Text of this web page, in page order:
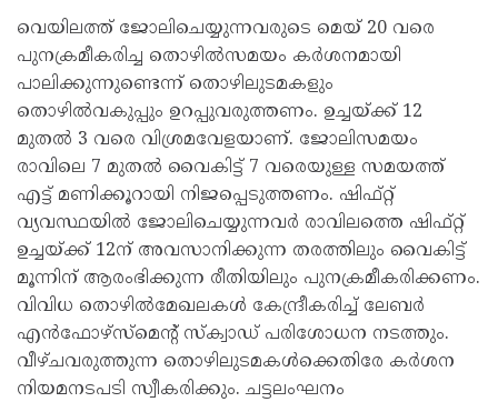
വെയിലത്ത് ജോലിചെയ്യുന്നവരുടെ മെയ് 20 വരെ
പുനക്രമീകരിച്ച തൊഴിൽസമയം കർശനമായി
പാലിക്കുന്നുണ്ടെന്ന് തൊഴിലുടമകളും
തൊഴിൽവകുപ്പും ഉറപ്പുവരുത്തണം. ഉച്ചയ്ക്ക് 12
മുതൽ 3 വരെ വിശ്രമവേളയാണ്. ജോലിസമയം
രാവിലെ 7 മുതൽ വൈകിട്ട് 7 വരെയുള്ള സമയത്ത്
എട്ട് മണിക്കൂറായി നിജപ്പെടുത്തണം. ഷിഫ്റ്റ്
വ്യവസ്ഥയിൽ ജോലിചെയ്യുന്നവർ രാവിലത്തെ ഷിഫ്റ്റ്
ഉച്ചയ്ക്ക് 12ന് അവസാനിക്കുന്ന തരത്തിലും വൈകിട്ട്
മൂന്നിന് ആരംഭിക്കുന്ന രീതിയിലും പുനക്രമീകരിക്കണം.
വിവിധ തൊഴിൽമേഖലകൾ കേന്ദ്രീകരിച്ച് ലേബർ
എൻഫോഴ്‌സ്‌മെന്റ് സ്‌ക്വാഡ് പരിശോധന നടത്തും.
വീഴ്ചവരുത്തുന്ന തൊഴിലുടമകൾക്കെതിരേ കർശന
നിയമനടപടി സ്വീകരിക്കും. ചട്ടലംഘനം